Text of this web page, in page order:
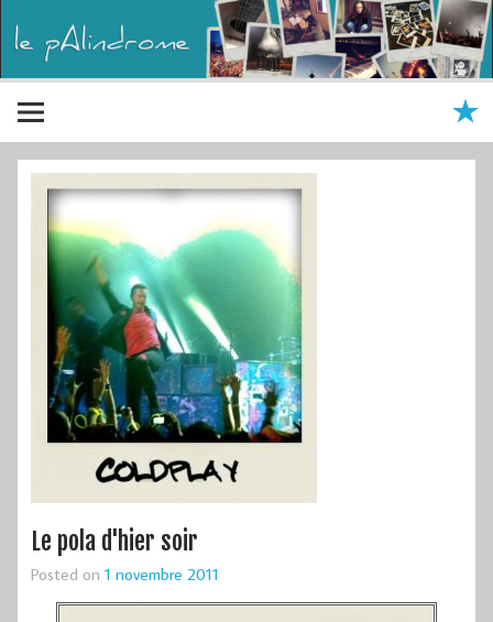
Le pola d'hier soir
Posted on 1 novembre 2011